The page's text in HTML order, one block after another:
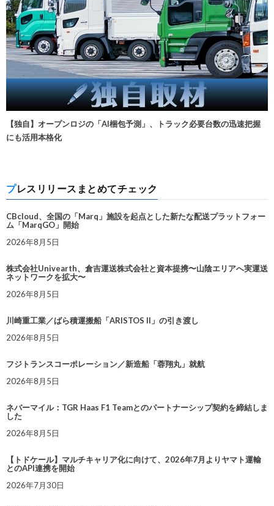
【独自】オープンロジの「AI梱包予測」、トラック必要台数の迅速把握
にも活用本格化
プレスリリースまとめてチェック
CBcloud、全国の「Marq」施設を起点とした新たな配送プラットフォー
ム「MarqGO」開始
2026年8月5日
株式会社Univearth、倉吉運送株式会社と資本提携〜山陰エリアへ実運送
ネットワークを拡大〜
2026年8月5日
川崎重工業／ばら積運搬船「ARISTOS II」の引き渡し
2026年8月5日
フジトランスコーポレーション／新造船「蓉翔丸」就航
2026年8月5日
ネバーマイル：TGR Haas F1 Teamとのパートナーシップ契約を締結しま
した
2026年8月5日
【トドケール】マルチキャリア化に向けて、2026年7月よりヤマト運輸
とのAPI連携を開始
2026年7月30日